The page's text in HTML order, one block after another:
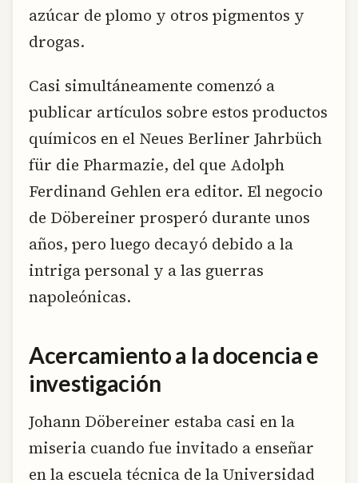
azúcar de plomo y otros pigmentos y
drogas.
Casi simultáneamente comenzó a
publicar artículos sobre estos productos
químicos en el Neues Berliner Jahrbüch
für die Pharmazie, del que Adolph
Ferdinand Gehlen era editor. El negocio
de Döbereiner prosperó durante unos
años, pero luego decayó debido a la
intriga personal y a las guerras
napoleónicas.
Acercamiento a la docencia e
investigación
Johann Döbereiner estaba casi en la
miseria cuando fue invitado a enseñar
en la escuela técnica de la Universidad